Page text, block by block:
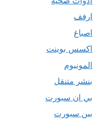
ارفف
اصباغ
اكسس بوينت
المونيوم
بنشر متنقل
بي ان سبورت
بين سبورت